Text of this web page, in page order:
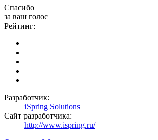
Спасибо
за ваш голос
Рейтинг:
Разработчик:
iSpring Solutions
Сайт разработчика:
http://www.ispring.ru/